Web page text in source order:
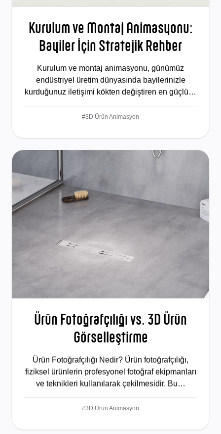
Kurulum ve Montaj Animasyonu:
Bayiler İçin Stratejik Rehber
Kurulum ve montaj animasyonu, günümüz
endüstriyel üretim dünyasında bayilerinizle
kurduğunuz iletişimi kökten değiştiren en güçlü…
#3D Ürün Animasyon
Ürün Fotoğrafçılığı vs. 3D Ürün
Görselleştirme
Ürün Fotoğrafçılığı Nedir? Ürün fotoğrafçılığı,
fiziksel ürünlerin profesyonel fotoğraf ekipmanları
ve teknikleri kullanılarak çekilmesidir. Bu…
#3D Ürün Animasyon